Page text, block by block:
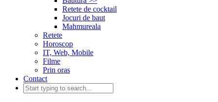
Retete de cocktail
Jocuri de baut
Mahmureala
Retete
Horoscop
IT, Web, Mobile
Filme
Prin oras
Contact